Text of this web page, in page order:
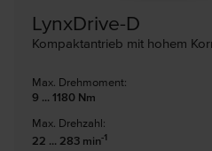
LynxDrive-D
Kompaktantrieb mit hohem
Max. Drehmoment:
9 ... 1180 Nm
Max. Drehzahl:
22 ... 283 min-1